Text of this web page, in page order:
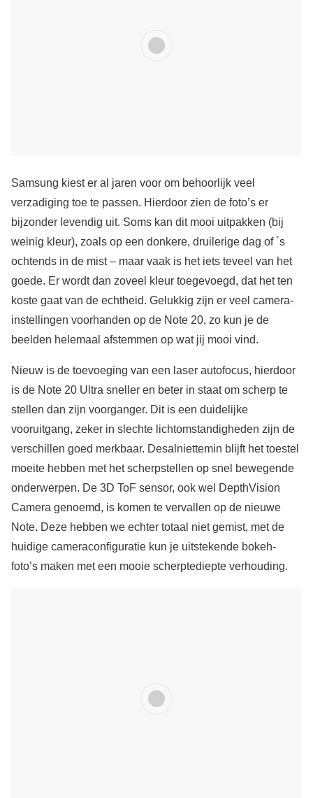
Samsung kiest er al jaren voor om behoorlijk veel
verzadiging toe te passen. Hierdoor zien de foto’s er
bijzonder levendig uit. Soms kan dit mooi uitpakken (bij
weinig kleur), zoals op een donkere, druilerige dag of ´s
ochtends in de mist – maar vaak is het iets teveel van het
goede. Er wordt dan zoveel kleur toegevoegd, dat het ten
koste gaat van de echtheid. Gelukkig zijn er veel camera-
instellingen voorhanden op de Note 20, zo kun je de
beelden helemaal afstemmen op wat jij mooi vind.
Nieuw is de toevoeging van een laser autofocus, hierdoor
is de Note 20 Ultra sneller en beter in staat om scherp te
stellen dan zijn voorganger. Dit is een duidelijke
vooruitgang, zeker in slechte lichtomstandigheden zijn de
verschillen goed merkbaar. Desalniettemin blijft het toestel
moeite hebben met het scherpstellen op snel bewegende
onderwerpen. De 3D ToF sensor, ook wel DepthVision
Camera genoemd, is komen te vervallen op de nieuwe
Note. Deze hebben we echter totaal niet gemist, met de
huidige cameraconfiguratie kun je uitstekende bokeh-
foto’s maken met een mooie scherptediepte verhouding.